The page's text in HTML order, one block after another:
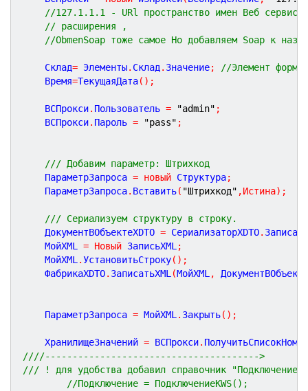
//127.1.1.1 - URl пространство имен Веб сервиса
// расширения ,
//ObmenSoap тоже самое Но добавляем Soap к
	Склад
= Элементы. Склад . Значение;
//Элемент
	Время
=ТекущаяДата( ) ;
	ВСПрокси
. Пользователь = "admin" ;
	ВСПрокси
. Пароль = "pass" ;
	ПараметрЗапроса
= новый Структура;
	ПараметрЗапроса
. Вставить( "Штрихкод" ,Истина) ;
/// Сериализуем структуру в строку.
	ДокументВОбъектеXDTO
= СериализаторXDTO.
	МойXML
= Новый ЗаписьXML ;
	МойXML
.УстановитьСтроку( ) ;
	ФабрикаXDTO
. ЗаписатьXML (МойXML ,
	ПараметрЗапроса
= МойXML . Закрыть( ) ;
	ХранилищеЗначений
= ВСПрокси.
/// ! для удобства добавил справочник
//Подключение = ПодключениеКWS();